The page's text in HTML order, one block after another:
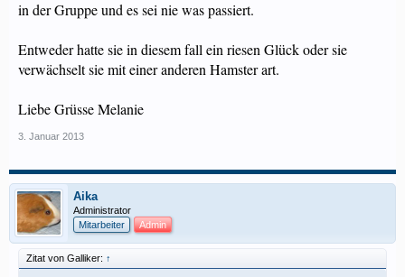
in der Gruppe und es sei nie was passiert.
Entweder hatte sie in diesem fall ein riesen Glück oder sie
verwächselt sie mit einer anderen Hamster art.
Liebe Grüsse Melanie
3. Januar 2013
Aika
Administrator
Mitarbeiter
Admin
Zitat von Galliker: ↑